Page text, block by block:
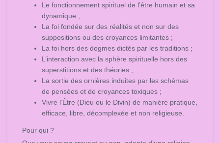
Le fonctionnement spirituel de l’être humain et sa
dynamique ;
La foi fondée sur des réalités et non sur des
suppositions ou des croyances limitantes ;
La foi hors des dogmes dictés par les traditions ;
L’interaction avec la sphère spirituelle hors des
superstitions et des théories ;
La sortie des ornières induites par les schémas
de pensées et de croyances toxiques ;
Vivre l’Être (Dieu ou le Divin) de manière pratique,
efficace, libre, décomplexée et non religieuse.
Pour qui ?